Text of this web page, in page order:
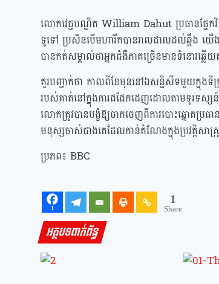
លោកវេជ្ជបណ្ឌិត William Dahut ប្រធានផ្នែក
ទូទៅ ប្រសិនបើមហារីកបានរាលដាលដល់ឆ្អឹង យើ
បានកត់សម្គាល់ថាអ្នកជំងឺភាគច្រើនមានទំនោរឆ្ល
គួរបញ្ជាក់ថា កាលពីខែមុននៅឯសន្និសីទមួយក្នុង
របស់គាត់នៅក្នុងការជជែកដេញដោលតាមទូរទស្
លោកត្រូវបានបង្ខំឱ្យចាកចេញពីការបោះឆ្នោតប្
មនុស្សចាស់ជាងគេដែលកាន់តំណែងក្នុងប្រវត្តិសាស្ត្
ប្រភព៖ BBC
1
1
Share
អត្ថបទពាក់ព័ន្ធ